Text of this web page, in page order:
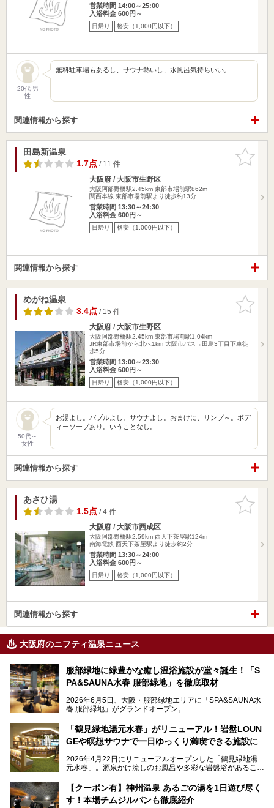
営業時間 14:00～25:00
入浴料金 600円～
日帰り 格安（1,000円以下）
20代 男
性
無料駐車場もあるし、サウナ熱いし、水風呂気持ちいい。
関連情報から探す
お気に入
りに追加
田島新温泉
1.7点/ 11 件
大阪府 / 大阪市生野区
大阪阿部野橋駅2.45km 東部市場前駅862m
関西本線 東部市場前駅より徒歩約13分
営業時間 13:30～24:30
入浴料金 600円～
日帰り 格安（1,000円以下）
関連情報から探す
お気に入
りに追加
めがね温泉
3.4点/ 15 件
大阪府 / 大阪市生野区
大阪阿部野橋駅2.45km 東部市場前駅1.04km
JR東部市場前から北へ1km 大阪市バス→田島3丁目下車徒
歩5分 …
営業時間 13:00～23:30
入浴料金 600円～
日帰り 格安（1,000円以下）
50代～
女性
お湯よし。バブルよし。サウナよし。おまけに、リンプ～。ボデ
ィーソープあり。いうことなし。
関連情報から探す
お気に入
りに追加
あさひ湯
1.5点/ 4 件
大阪府 / 大阪市西成区
大阪阿部野橋駅2.59km 西天下茶屋駅124m
南海電鉄 西天下茶屋駅より徒歩約2分
営業時間 13:30～24:00
入浴料金 600円～
日帰り 格安（1,000円以下）
関連情報から探す
大阪府のニフティ温泉ニュース
服部緑地に緑豊かな癒し温浴施設が堂々誕生！「S
PA&SAUNA水春 服部緑地」を徹底取材
2026年6月5日、大阪・服部緑地エリアに「SPA&SAUNA水
春 服部緑地」がグランドオープン。
当初の計画から約5年の時を経て誕生した本施設は、温泉・
サウナ・岩盤浴・フィットネス・ラウンジ・レストランなど
を融合した、これまでの“水春”のイメージをさらに進化させ
今回はオープン前の内覧会に参加し、館内のこだわりポイン
サウナー注目の3種のサウナや160cmの深水風呂、没入感の
高い岩盤浴エリア、日本最大の台数を誇る最新AIフィットネ
スマシンなど、見どころ満載の館内を詳しくご紹介します。
「鶴見緑地湯元水春」がリニューアル！岩盤LOUN
GEや瞑想サウナで一日ゆっくり満喫できる施設に
2026年4月22日にリニューアルオープンした「鶴見緑地湯
元水春」。源泉かけ流しのお風呂や多彩な岩盤浴があること
に“一日中くつろげる場所”としてパワーアップしています。
今回のリニューアルでは、新たに登場した瞑想サウナをはじ
【クーポン有】神州温泉 あるごの湯を1日遊び尽く
す！本場チムジルバンも徹底紹介